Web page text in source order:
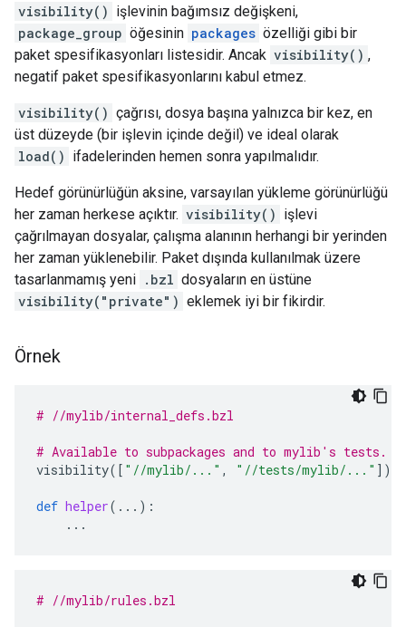
visibility() işlevinin bağımsız değişkeni,
package_group öğesinin packages özelliği gibi bir
paket spesifikasyonları listesidir. Ancak visibility() ,
negatif paket spesifikasyonlarını kabul etmez.
visibility() çağrısı, dosya başına yalnızca bir kez, en
üst düzeyde (bir işlevin içinde değil) ve ideal olarak
load() ifadelerinden hemen sonra yapılmalıdır.
Hedef görünürlüğün aksine, varsayılan yükleme görünürlüğü
her zaman herkese açıktır. visibility() işlevi
çağrılmayan dosyalar, çalışma alanının herhangi bir yerinden
her zaman yüklenebilir. Paket dışında kullanılmak üzere
tasarlanmamış yeni .bzl dosyaların en üstüne
visibility("private") eklemek iyi bir fikirdir.
Örnek
# //mylib/internal_defs.bzl
# Available to subpackages and to mylib's tests.
visibility([ "//mylib/..." , "//tests/mylib/..." ])
def helper( ... ):
...
# //mylib/rules.bzl